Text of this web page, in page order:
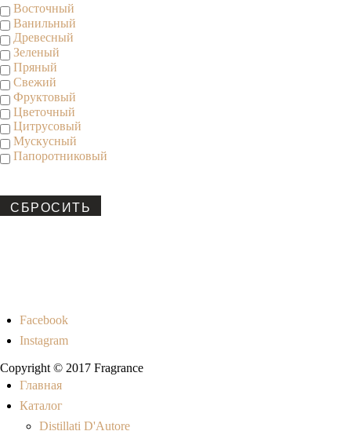
Восточный
Ванильный
Древесный
Зеленый
Пряный
Свежий
Фруктовый
Цветочный
Цитрусовый
Мускусный
Папоротниковый
СБРОСИТЬ
Facebook
Instagram
Copyright © 2017 Fragrance
Главная
Каталог
Distillati D'Autore